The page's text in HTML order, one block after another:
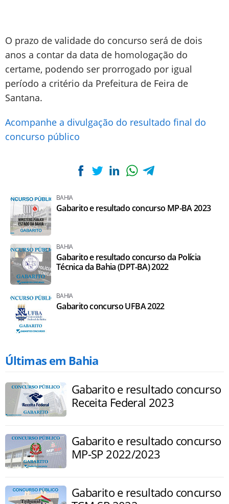
O prazo de validade do concurso será de dois
anos a contar da data de homologação do
certame, podendo ser prorrogado por igual
período a critério da Prefeitura de Feira de
Santana.
Acompanhe a divulgação do resultado final do
concurso público
BAHIA
Gabarito e resultado concurso MP-BA 2023
BAHIA
Gabarito e resultado concurso da Polícia
Técnica da Bahia (DPT-BA) 2022
BAHIA
Gabarito concurso UFBA 2022
Últimas em Bahia
Gabarito e resultado concurso
Receita Federal 2023
Gabarito e resultado concurso
MP-SP 2022/2023
Gabarito e resultado concurso